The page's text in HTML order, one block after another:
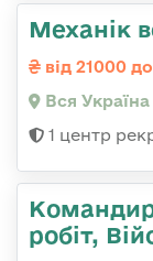
Механік
від 21000
Вся Україна
1 центр
робіт,